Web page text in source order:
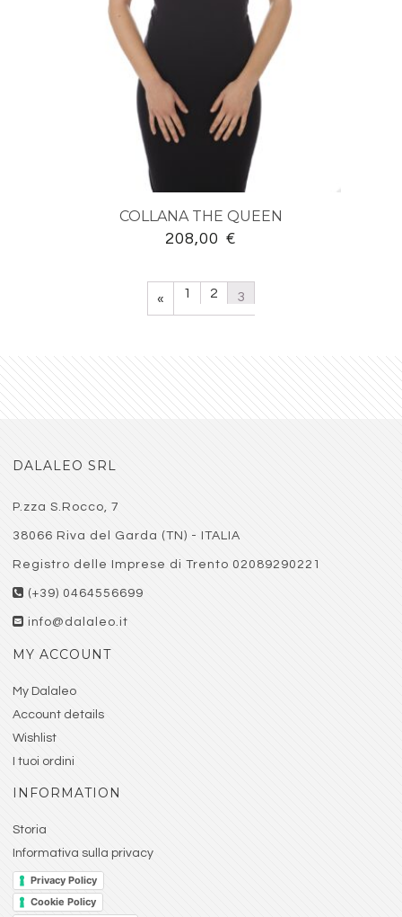
COLLANA THE QUEEN
208,00 €
« 1 2 3
DALALEO SRL
P.zza S.Rocco, 7
38066 Riva del Garda (TN) - ITALIA
Registro delle Imprese di Trento 02089290221
(+39) 0464556699
info@dalaleo.it
MY ACCOUNT
My Dalaleo
Account details
Wishlist
I tuoi ordini
INFORMATION
Storia
Informativa sulla privacy
Privacy Policy
Cookie Policy